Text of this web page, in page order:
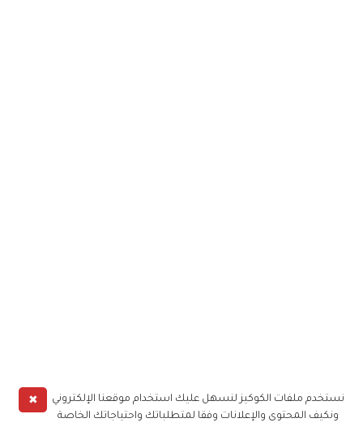
✖
نستخدم ملفات الكوكيز لنسهل عليك استخدام موقعنا الإلكتروني
ونكيف المحتوى والإعلانات وفقا لمتطلباتك واحتياجاتك الخاصة